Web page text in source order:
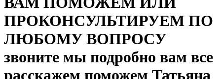
ПРOКОНСУЛЬТИРУЕМ ПО
ЛЮБОМУ ВОПРОСУ
звоните мы подробно вам все
расскажем поможем Татьяна